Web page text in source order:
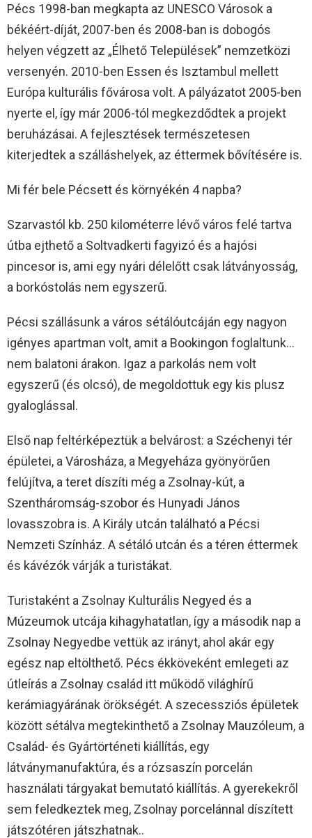
Pécs 1998-ban megkapta az UNESCO Városok a
békéért-díját, 2007-ben és 2008-ban is dobogós
helyen végzett az „Élhető Települések” nemzetközi
versenyén. 2010-ben Essen és Isztambul mellett
Európa kulturális fővárosa volt. A pályázatot 2005-ben
nyerte el, így már 2006-tól megkezdődtek a projekt
beruházásai. A fejlesztések természetesen
kiterjedtek a szálláshelyek, az éttermek bővítésére is.
Mi fér bele Pécsett és környékén 4 napba?
Szarvastól kb. 250 kilométerre lévő város felé tartva
útba ejthető a Soltvadkerti fagyizó és a hajósi
pincesor is, ami egy nyári délelőtt csak látványosság,
a borkóstolás nem egyszerű.
Pécsi szállásunk a város sétálóutcáján egy nagyon
igényes apartman volt, amit a Bookingon foglaltunk…
nem balatoni árakon. Igaz a parkolás nem volt
egyszerű (és olcsó), de megoldottuk egy kis plusz
gyaloglással.
Első nap feltérképeztük a belvárost: a Széchenyi tér
épületei, a Városháza, a Megyeháza gyönyörűen
felújítva, a teret díszíti még a Zsolnay-kút, a
Szentháromság-szobor és Hunyadi János
lovasszobra is. A Király utcán található a Pécsi
Nemzeti Színház. A sétáló utcán és a téren éttermek
és kávézók várják a turistákat.
Turistaként a Zsolnay Kulturális Negyed és a
Múzeumok utcája kihagyhatatlan, így a második nap a
Zsolnay Negyedbe vettük az irányt, ahol akár egy
egész nap eltölthető. Pécs ékköveként emlegeti az
útleírás a Zsolnay család itt működő világhírű
kerámiagyárának örökségét. A szecessziós épületek
között sétálva megtekinthető a Zsolnay Mauzóleum, a
Család- és Gyártörténeti kiállítás, egy
látványmanufaktúra, és a rózsaszín porcelán
használati tárgyakat bemutató kiállítás. A gyerekekről
sem feledkeztek meg, Zsolnay porcelánnal díszített
játszótéren játszhatnak..